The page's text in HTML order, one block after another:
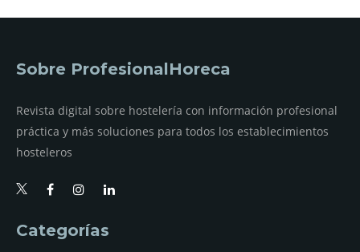
Sobre ProfesionalHoreca
Revista digital sobre hostelería con información profesional
práctica y más soluciones para todos los establecimientos
hosteleros
Categorías